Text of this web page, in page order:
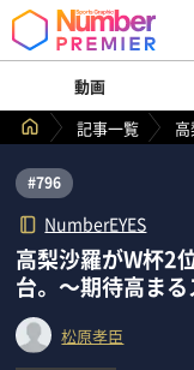
動画
記事一覧
#796
NumberEYES
高梨沙羅がW杯2
台。 ～期待高ま
松原孝臣